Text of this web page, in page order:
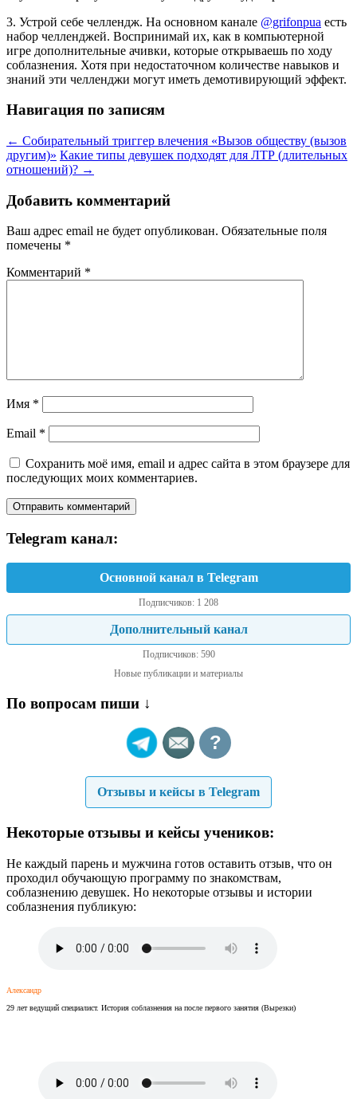
3. Устрой себе челлендж. На основном канале @grifonpua есть
набор челленджей. Воспринимай их, как в компьютерной
игре дополнительные ачивки, которые открываешь по ходу
соблазнения. Хотя при недостаточном количестве навыков и
знаний эти челленджи могут иметь демотивирующий эффект.
Навигация по записям
← Собирательный триггер влечения «Вызов обществу (вызов
другим)» Какие типы девушек подходят для ЛТР (длительных
отношений)? →
Добавить комментарий
Ваш адрес email не будет опубликован. Обязательные поля
помечены *
Комментарий *
Имя *
Email *
Сохранить моё имя, email и адрес сайта в этом браузере для
последующих моих комментариев.
Telegram канал:
Основной канал в Telegram
Подписчиков: 1 208
Дополнительный канал
Подписчиков: 590
Новые публикации и материалы
По вопросам пиши ↓
?
Отзывы и кейсы в Telegram
Некоторые отзывы и кейсы учеников:
Не каждый парень и мужчина готов оставить отзыв, что он
проходил обучающую программу по знакомствам,
соблазнению девушек. Но некоторые отзывы и истории
соблазнения публикую:
Александр
29 лет ведущий специалист. История соблазнения на после первого занятия (Вырезки)